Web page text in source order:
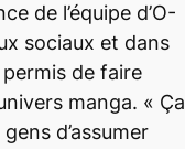
de l’équipe d’O-
sociaux et dans
de faire
manga. « Ça
d’assumer